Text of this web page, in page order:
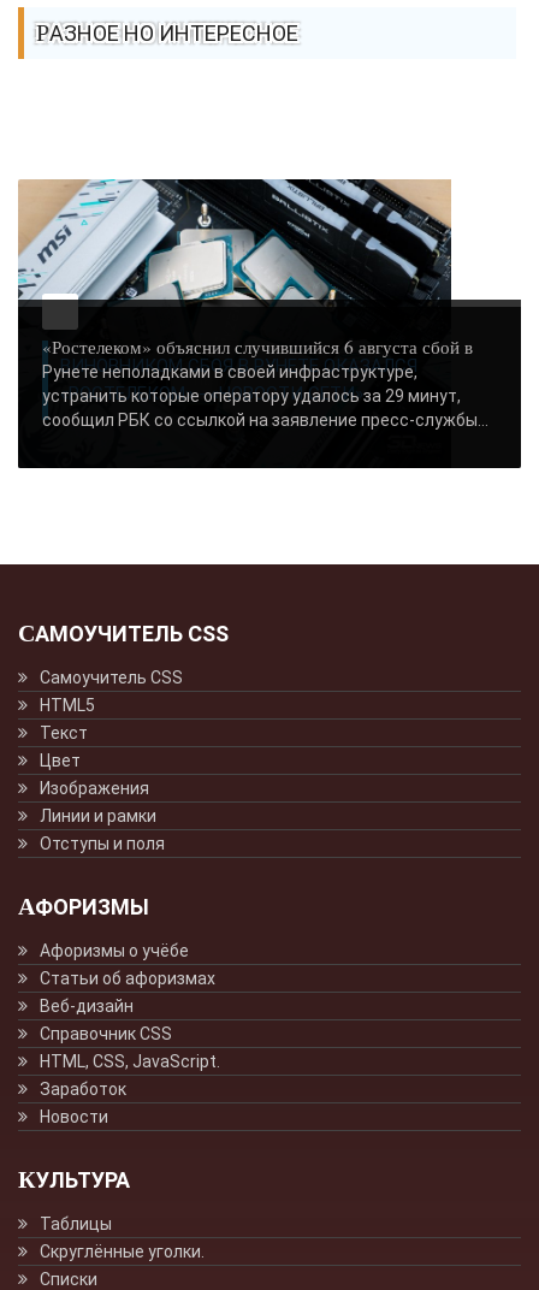
РАЗНОЕ НО ИНТЕРЕСНОЕ
ВИНОВНИКОМ СБОЯ В РУНЕТЕ ОКАЗАЛСЯ
«РОСТЕЛЕКОМ» - «НОВОСТИ СЕТИ»..
«Ростелеком» объяснил случившийся 6 августа сбой в
Рунете неполадками в своей инфраструктуре,
устранить которые оператору удалось за 29 минут,
сообщил РБК со ссылкой на заявление пресс-службы...
САМОУЧИТЕЛЬ CSS
Самоучитель CSS
HTML5
Текст
Цвет
Изображения
Линии и рамки
Отступы и поля
АФОРИЗМЫ
Афоризмы о учёбе
Статьи об афоризмах
Веб-дизайн
Справочник CSS
HTML, CSS, JavaScript.
Заработок
Новости
КУЛЬТУРА
Таблицы
Скруглённые уголки.
Списки